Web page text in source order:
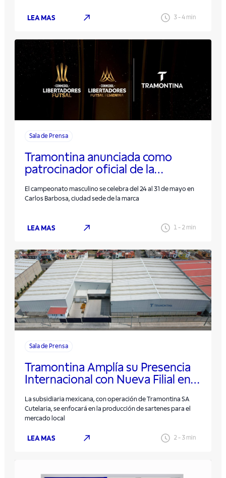
LEA MAS 3-4 min
Sala de Prensa
Tramontina anunciada como
patrocinador oficial de la
2026
El campeonato masculino se celebra del 24 al 31 de mayo en
Carlos Barbosa, ciudad sede de la marca
LEA MAS 1- 2 min
Sala de Prensa
Tramontina Amplía su Presencia
Internacional con Nueva Filial en
Argentina
La subsidiaria mexicana, con operación de Tramontina SA
Cutelaria, se enfocará en la producción de sartenes para el
mercado local
LEA MAS 2- 3 min